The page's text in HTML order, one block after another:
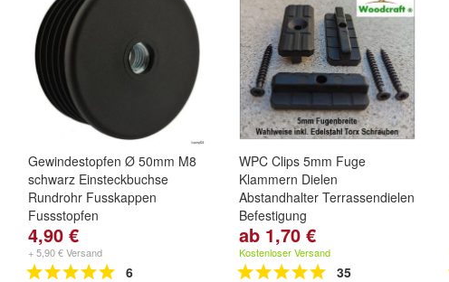
Gewindestopfen Ø 50mm M8
schwarz Einsteckbuchse
Rundrohr Fusskappen
Fussstopfen
4,90 €
+ 5,90 € Versand
6
WPC Clips 5mm Fuge
Klammern Dielen
Abstandhalter Terrassendielen
Befestigung
Stückzahl: 1 Stück Muster
Stück,50 Stückund
ab 1,70 €
Kostenloser Versand
35